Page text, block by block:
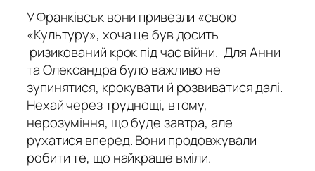
У Франківськ вони привезли «свою
«Культуру», хоча це був досить
ризикований крок під час війни. Для Анни
та Олександра було важливо не
зупинятися, крокувати й розвиватися далі.
Нехай через труднощі, втому,
нерозуміння, що буде завтра, але
рухатися вперед. Вони продовжували
робити те, що найкраще вміли.